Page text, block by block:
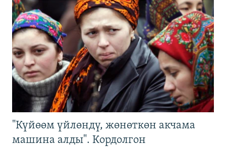
"Күйөөм үйлөндү, жөнөткөн акчама
машина алды". Кордолгон